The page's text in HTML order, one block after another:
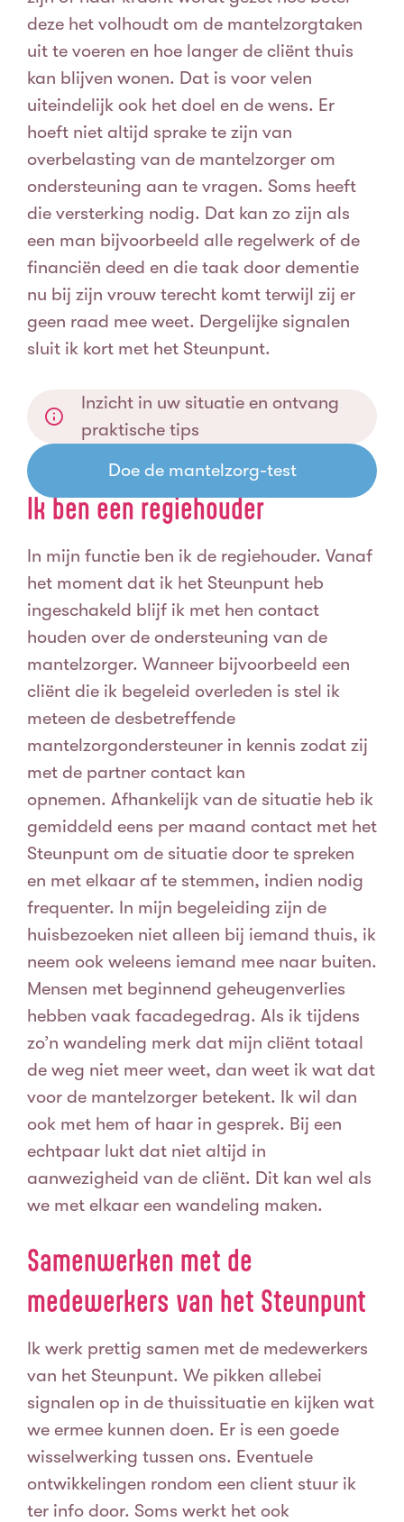
deze het volhoudt om de mantelzorgtaken
uit te voeren en hoe langer de cliënt thuis
kan blijven wonen. Dat is voor velen
uiteindelijk ook het doel en de wens. Er
hoeft niet altijd sprake te zijn van
overbelasting van de mantelzorger om
ondersteuning aan te vragen. Soms heeft
die versterking nodig. Dat kan zo zijn als
een man bijvoorbeeld alle regelwerk of de
financiën deed en die taak door dementie
nu bij zijn vrouw terecht komt terwijl zij er
geen raad mee weet. Dergelijke signalen
sluit ik kort met het Steunpunt.
Inzicht in uw situatie en ontvang
praktische tips
Doe de mantelzorg-test
Ik ben een regiehouder
In mijn functie ben ik de regiehouder. Vanaf
het moment dat ik het Steunpunt heb
ingeschakeld blijf ik met hen contact
houden over de ondersteuning van de
mantelzorger. Wanneer bijvoorbeeld een
cliënt die ik begeleid overleden is stel ik
meteen de desbetreffende
mantelzorgondersteuner in kennis zodat zij
met de partner contact kan
opnemen. Afhankelijk van de situatie heb ik
gemiddeld eens per maand contact met het
Steunpunt om de situatie door te spreken
en met elkaar af te stemmen, indien nodig
frequenter. In mijn begeleiding zijn de
huisbezoeken niet alleen bij iemand thuis, ik
neem ook weleens iemand mee naar buiten.
Mensen met beginnend geheugenverlies
hebben vaak facadegedrag. Als ik tijdens
zo’n wandeling merk dat mijn cliënt totaal
de weg niet meer weet, dan weet ik wat dat
voor de mantelzorger betekent. Ik wil dan
ook met hem of haar in gesprek. Bij een
echtpaar lukt dat niet altijd in
aanwezigheid van de cliënt. Dit kan wel als
we met elkaar een wandeling maken.
Samenwerken met de
medewerkers van het Steunpunt
Ik werk prettig samen met de medewerkers
van het Steunpunt. We pikken allebei
signalen op in de thuissituatie en kijken wat
we ermee kunnen doen. Er is een goede
wisselwerking tussen ons. Eventuele
ontwikkelingen rondom een client stuur ik
ter info door. Soms werkt het ook